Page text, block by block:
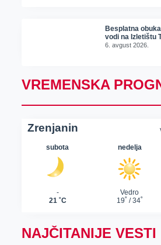
Besplatna
vodi na Izletištu
6. avgust 2026.
VREMENSKA
NAJČITANIJE VESTI